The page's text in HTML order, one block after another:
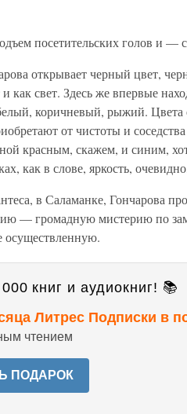
посетительских голов и —
открывает черный цвет,
как свет. Здесь же впервые
коричневый, рыжий. Цвета
от чистоты и
красным, скажем, и синим,
как в слове, яркость,
в Саламанке, Гончарова
— громадную мистерию по
осуществленную.
книг и аудиокниг! 📚
Литрес Подписки в
чтением
ПОДАРОК